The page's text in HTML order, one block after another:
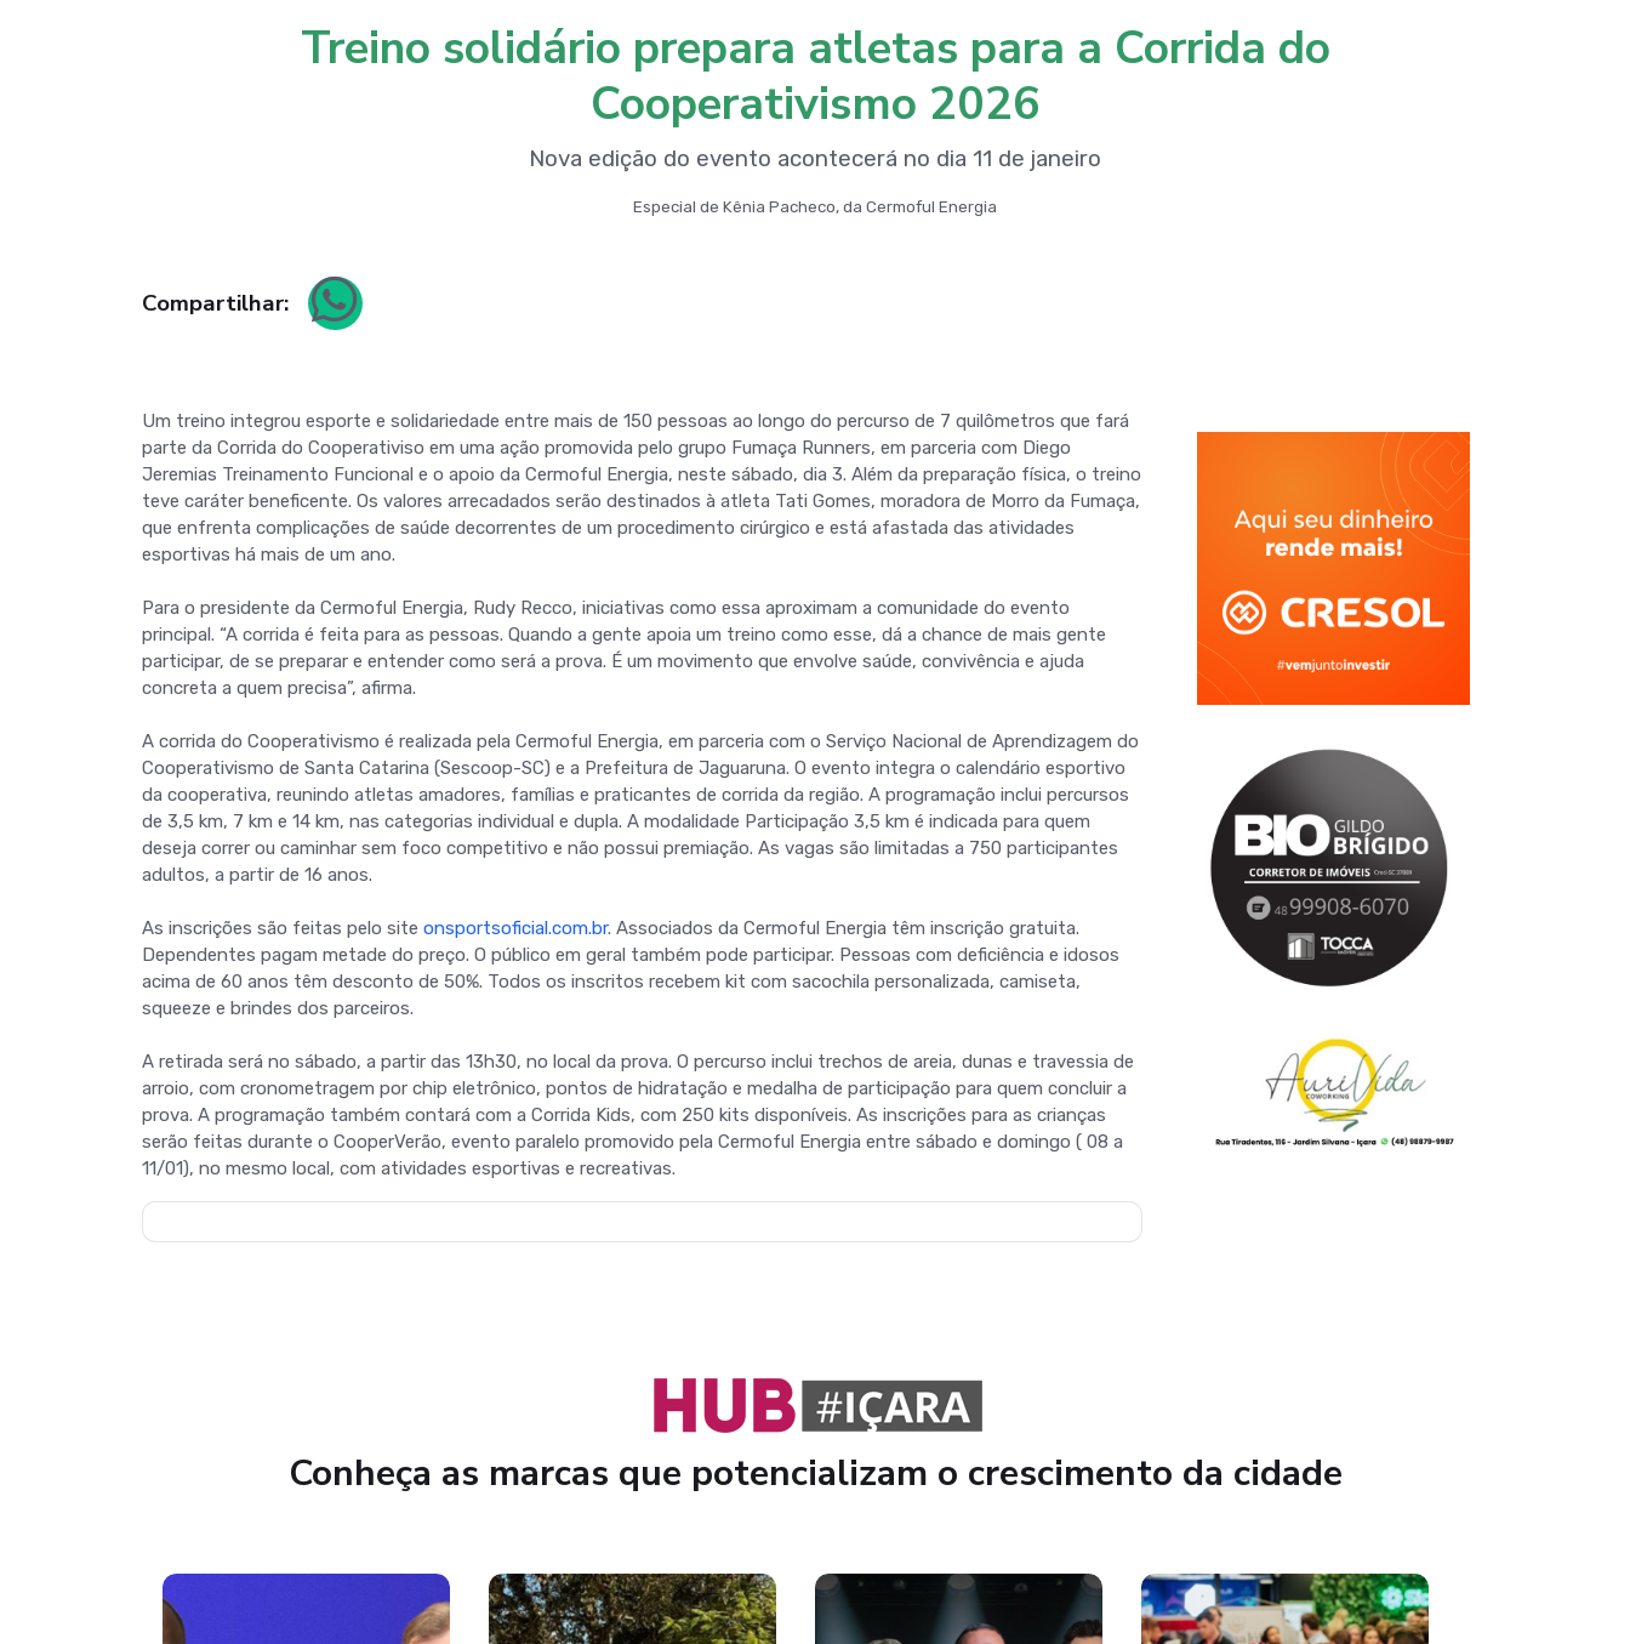
Treino solidário prepara atletas para a Corrida do
Cooperativismo 2026
Nova edição do evento acontecerá no dia 11 de janeiro
Especial de Kênia Pacheco, da Cermoful Energia
Compartilhar:
Um treino integrou esporte e solidariedade entre mais de 150 pessoas ao longo do percurso de 7 quilômetros que fará
parte da Corrida do Cooperativiso em uma ação promovida pelo grupo Fumaça Runners, em parceria com Diego
Jeremias Treinamento Funcional e o apoio da Cermoful Energia, neste sábado, dia 3. Além da preparação física, o treino
teve caráter beneficente. Os valores arrecadados serão destinados à atleta Tati Gomes, moradora de Morro da Fumaça,
que enfrenta complicações de saúde decorrentes de um procedimento cirúrgico e está afastada das atividades
esportivas há mais de um ano.
Para o presidente da Cermoful Energia, Rudy Recco, iniciativas como essa aproximam a comunidade do evento
principal. “A corrida é feita para as pessoas. Quando a gente apoia um treino como esse, dá a chance de mais gente
participar, de se preparar e entender como será a prova. É um movimento que envolve saúde, convivência e ajuda
concreta a quem precisa”, afirma.
A corrida do Cooperativismo é realizada pela Cermoful Energia, em parceria com o Serviço Nacional de Aprendizagem do
Cooperativismo de Santa Catarina (Sescoop-SC) e a Prefeitura de Jaguaruna. O evento integra o calendário esportivo
da cooperativa, reunindo atletas amadores, famílias e praticantes de corrida da região. A programação inclui percursos
de 3,5 km, 7 km e 14 km, nas categorias individual e dupla. A modalidade Participação 3,5 km é indicada para quem
deseja correr ou caminhar sem foco competitivo e não possui premiação. As vagas são limitadas a 750 participantes
adultos, a partir de 16 anos.
As inscrições são feitas pelo site onsportsoficial.com.br. Associados da Cermoful Energia têm inscrição gratuita.
Dependentes pagam metade do preço. O público em geral também pode participar. Pessoas com deficiência e idosos
acima de 60 anos têm desconto de 50%. Todos os inscritos recebem kit com sacochila personalizada, camiseta,
squeeze e brindes dos parceiros.
A retirada será no sábado, a partir das 13h30, no local da prova. O percurso inclui trechos de areia, dunas e travessia de
arroio, com cronometragem por chip eletrônico, pontos de hidratação e medalha de participação para quem concluir a
prova. A programação também contará com a Corrida Kids, com 250 kits disponíveis. As inscrições para as crianças
serão feitas durante o CooperVerão, evento paralelo promovido pela Cermoful Energia entre sábado e domingo ( 08 a
11/01), no mesmo local, com atividades esportivas e recreativas.
Conheça as marcas que potencializam o crescimento da cidade